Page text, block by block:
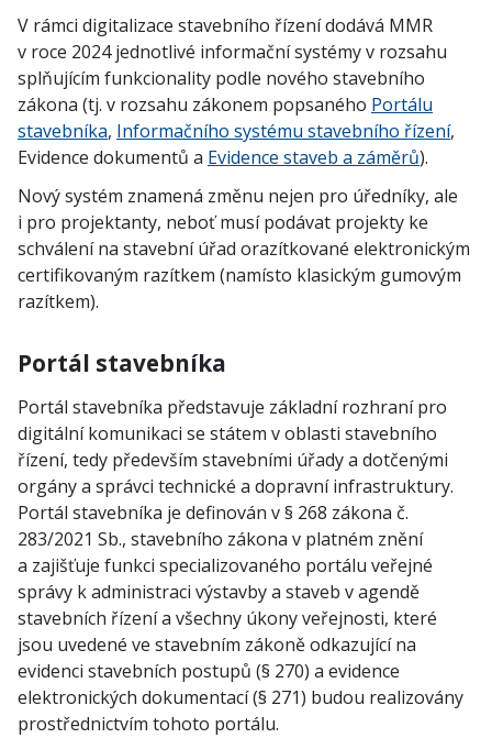
V rámci digitalizace stavebního řízení dodává MMR
v roce 2024 jednotlivé informační systémy v rozsahu
splňujícím funkcionality podle nového stavebního
zákona (tj. v rozsahu zákonem popsaného Portálu
stavebníka, Informačního systému stavebního řízení,
Evidence dokumentů a Evidence staveb a záměrů).
Nový systém znamená změnu nejen pro úředníky, ale
i pro projektanty, neboť musí podávat projekty ke
schválení na stavební úřad orazítkované elektronickým
certifikovaným razítkem (namísto klasickým gumovým
razítkem).
Portál stavebníka
Portál stavebníka představuje základní rozhraní pro
digitální komunikaci se státem v oblasti stavebního
řízení, tedy především stavebními úřady a dotčenými
orgány a správci technické a dopravní infrastruktury.
Portál stavebníka je definován v § 268 zákona č.
283/2021 Sb., stavebního zákona v platném znění
a zajišťuje funkci specializovaného portálu veřejné
správy k administraci výstavby a staveb v agendě
stavebních řízení a všechny úkony veřejnosti, které
jsou uvedené ve stavebním zákoně odkazující na
evidenci stavebních postupů (§ 270) a evidence
elektronických dokumentací (§ 271) budou realizovány
prostřednictvím tohoto portálu.